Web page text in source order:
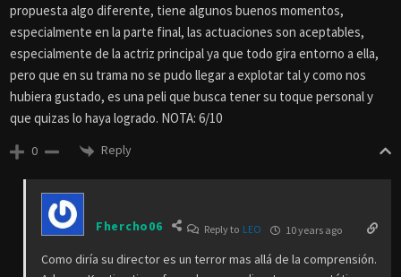
Leo 10 years ago
Gracias mono.. una peli con una ambientacion diferente a la que
estamos acostumbrados y que estetica y visualmente esta bien
cuidada, a algunos quizas les llegue a aburrir, pero si estamos
abiertos a otras propuestas puede resultar interesante, una
propuesta algo diferente, tiene algunos buenos momentos,
especialmente en la parte final, las actuaciones son aceptables,
pero que en su trama no se pudo llegar a explotar tal y como nos
hubiera gustado, es una peli que busca tener su toque personal y
que quizas lo haya logrado. NOTA: 6/10
Reply